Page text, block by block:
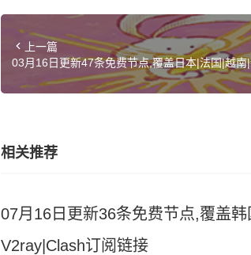
上一篇
03月16日更新47条免费节点,覆盖日本|法国|越南|
sh订阅链接
相关推荐
07月16日更新36条免费节点,覆盖
V2ray|Clash订阅链接